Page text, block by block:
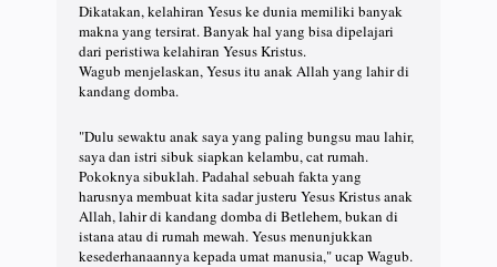
Dikatakan, kelahiran Yesus ke dunia memiliki banyak
makna yang tersirat. Banyak hal yang bisa dipelajari
dari peristiwa kelahiran Yesus Kristus.
Wagub menjelaskan, Yesus itu anak Allah yang lahir di
kandang domba.
"Dulu sewaktu anak saya yang paling bungsu mau lahir,
saya dan istri sibuk siapkan kelambu, cat rumah.
Pokoknya sibuklah. Padahal sebuah fakta yang
harusnya membuat kita sadar justeru Yesus Kristus anak
Allah, lahir di kandang domba di Betlehem, bukan di
istana atau di rumah mewah. Yesus menunjukkan
kesederhanaannya kepada umat manusia," ucap Wagub.